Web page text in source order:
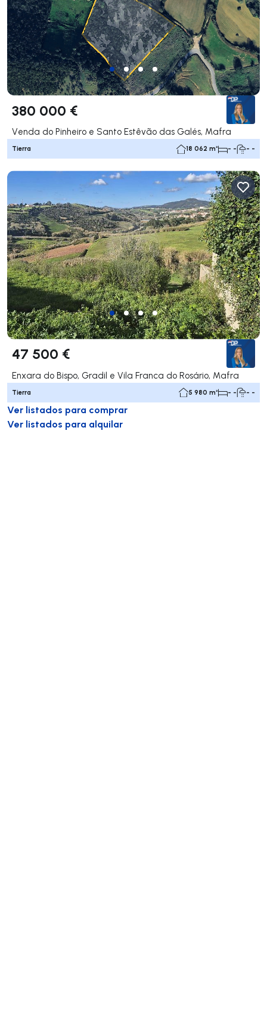
380 000 €
Venda do Pinheiro e Santo Estêvão das Galés, Mafra
Tierra 18 062 m² - - - -
47 500 €
Enxara do Bispo, Gradil e Vila Franca do Rosário, Mafra
Tierra 5 980 m² - - - -
Ver listados para comprar
Ver listados para alquilar